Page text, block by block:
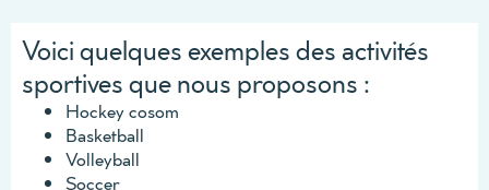
Voici quelques exemples des activités
sportives que nous proposons :
Hockey cosom
Basketball
Volleyball
Soccer